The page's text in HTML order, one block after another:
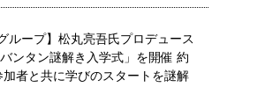
ループ】松丸亮吾氏プロデュース
バンタン謎解き入学式」を開催 約
者と共に学びのスタートを謎解